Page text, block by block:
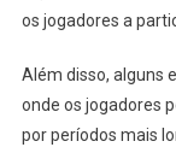
os jogadores a
Além disso, alguns
onde os jogadores
por períodos mais